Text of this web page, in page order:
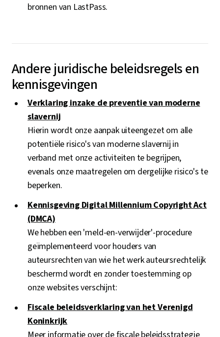
bronnen van LastPass.
Andere juridische beleidsregels en
kennisgevingen
Verklaring inzake de preventie van moderne
slavernij
Hierin wordt onze aanpak uiteengezet om alle
potentiële risico's van moderne slavernij in
verband met onze activiteiten te begrijpen,
evenals onze maatregelen om dergelijke risico's te
beperken.
Kennisgeving Digital Millennium Copyright Act
(DMCA)
We hebben een 'meld-en-verwijder'-procedure
geïmplementeerd voor houders van
auteursrechten van wie het werk auteursrechtelijk
beschermd wordt en zonder toestemming op
onze websites verschijnt:
Fiscale beleidsverklaring van het Verenigd
Koninkrijk